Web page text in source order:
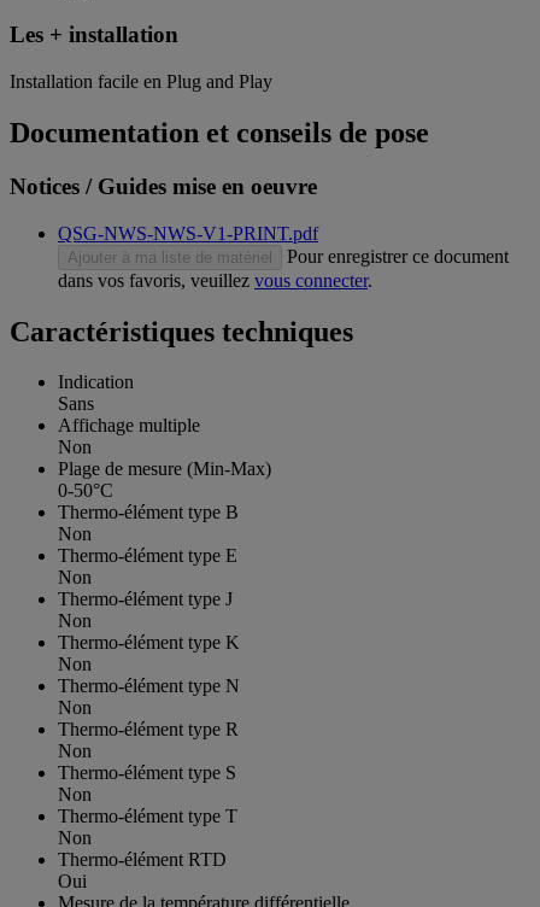
Les + installation
Installation facile en Plug and Play
Documentation et conseils de pose
Notices / Guides mise en oeuvre
QSG-NWS-NWS-V1-PRINT.pdf
Ajouter à ma liste de matériel
Pour enregistrer ce document
dans vos favoris, veuillez vous connecter.
Caractéristiques techniques
Indication
Sans
Affichage multiple
Non
Plage de mesure (Min-Max)
0-50°C
Thermo-élément type B
Non
Thermo-élément type E
Non
Thermo-élément type J
Non
Thermo-élément type K
Non
Thermo-élément type N
Non
Thermo-élément type R
Non
Thermo-élément type S
Non
Thermo-élément type T
Non
Thermo-élément RTD
Oui